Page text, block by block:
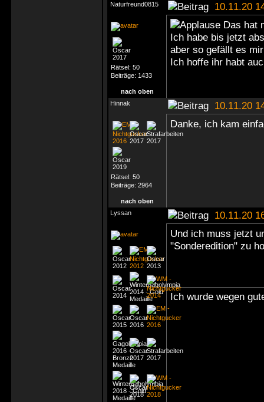
Naturfreund0815
10.11.20
Rätsel: 50
Beiträge: 1433
Das hat
Ich habe bis jetzt
aber so gefällt es
Ich hoffe ihr habt
nach oben
Hinnak
10.11.20
Rätsel: 50
Beiträge: 2964
Danke, ich kam
nach oben
Lyssan
10.11.20
Und ich muss jetzt
"Sonderedition" zu
Ich wurde wegen